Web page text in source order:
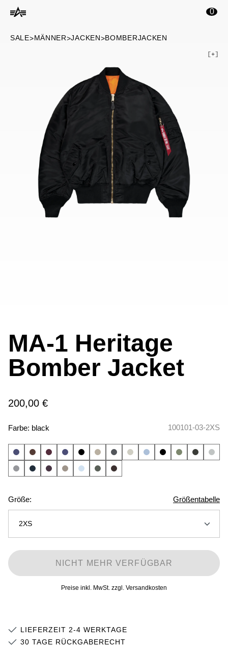
springen 0
SALE>MÄNNER>JACKEN>BOMBERJACKEN
MA-1 Heritage
Bomber Jacket
200,00 €
Farbe: black 100101-03-2XS
Größe: Größentabelle
2XS
2XS
M
NICHT MEHR VERFÜGBAR
Preise inkl. MwSt. zzgl. Versandkosten
LIEFERZEIT 2-4 WERKTAGE
30 TAGE RÜCKGABERECHT